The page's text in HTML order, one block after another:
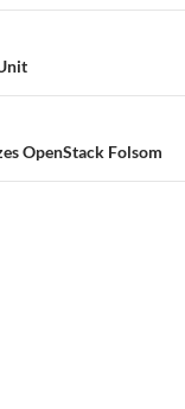
OpenStack Folsom